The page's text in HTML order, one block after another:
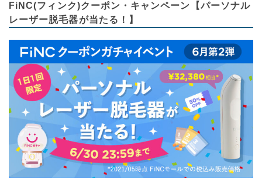
FiNC(フィンク)クーポン・キャンペーン【パーソナル
レーザー脱毛器が当たる！】